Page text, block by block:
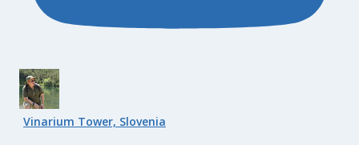
Vinarium Tower, Slovenia